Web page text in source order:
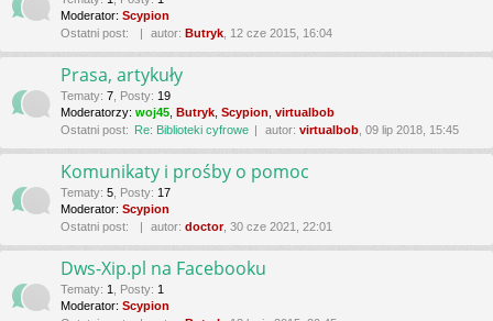
Moderator: Scypion
Ostatni post:
autor: Butryk , 12 cze 2015, 16:04
Prasa, artykuły
Tematy: 7 Posty: 19
Moderatorzy: woj45 Butryk Scypion virtualbob
Ostatni post: Re: Biblioteki cyfrowe autor: virtualbob , 09 lip 2018, 15:45
Komunikaty i prośby o pomoc
Tematy: 5 Posty: 17
Moderator: Scypion
Ostatni post:
autor: doctor, 30 cze 2021, 22:01
Dws-Xip.pl na Facebooku
Tematy: 1 Posty: 1
Moderator: Scypion